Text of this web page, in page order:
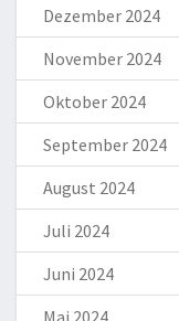
Dezember 2024
November 2024
Oktober 2024
September 2024
August 2024
Juli 2024
Juni 2024
Mai 2024